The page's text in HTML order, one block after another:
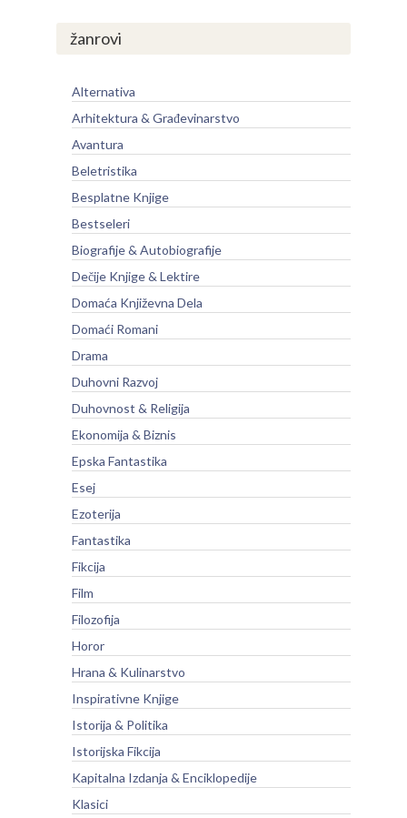
žanrovi
Alternativa
Arhitektura & Građevinarstvo
Avantura
Beletristika
Besplatne Knjige
Bestseleri
Biografije & Autobiografije
Dečije Knjige & Lektire
Domaća Književna Dela
Domaći Romani
Drama
Duhovni Razvoj
Duhovnost & Religija
Ekonomija & Biznis
Epska Fantastika
Esej
Ezoterija
Fantastika
Fikcija
Film
Filozofija
Horor
Hrana & Kulinarstvo
Inspirativne Knjige
Istorija & Politika
Istorijska Fikcija
Kapitalna Izdanja & Enciklopedije
Klasici